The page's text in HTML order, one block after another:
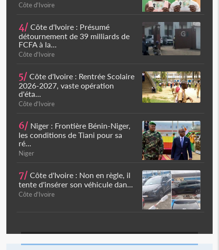
Côte d'Ivoire
4/ Côte d'Ivoire : Présumé
détournement de 39 milliards de
FCFA à la...
Côte d'Ivoire
5/ Côte d'Ivoire : Rentrée Scolaire
2026-2027, vaste opération
d'éta...
Côte d'Ivoire
6/ Niger : Frontière Bénin-Niger,
les conditions de Tiani pour sa
ré...
Niger
7/ Côte d'Ivoire : Non en règle, il
tente d'insérer son véhicule dan...
Côte d'Ivoire